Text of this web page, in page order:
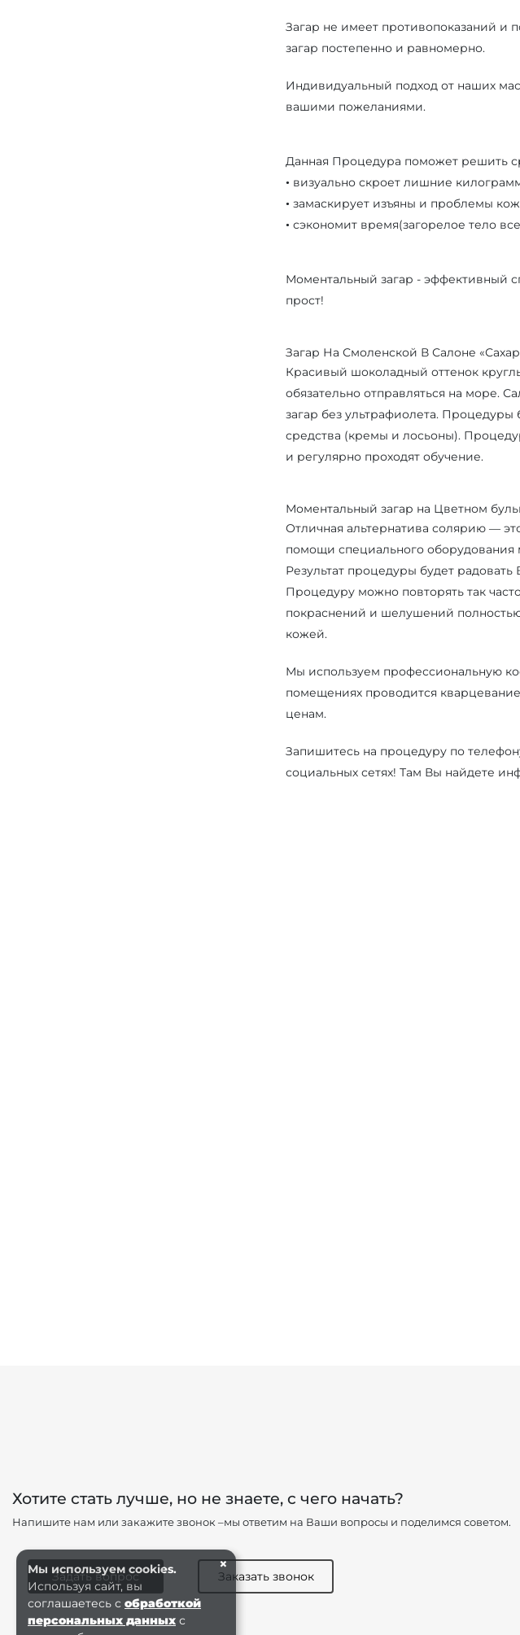
Загар не имеет противопоказаний и
загар постепенно и равномерно.
Индивидуальный подход от наших
вашими пожеланиями.
Данная Процедура поможет решить
• визуально скроет лишние
• замаскирует изъяны и проблемы
• сэкономит время(загорелое тело
Моментальный загар - эффективный
прост!
Загар На Смоленской В Салоне
Красивый шоколадный оттенок
обязательно отправляться на море.
загар без ультрафиолета.
средства (кремы и лосьоны).
и регулярно проходят обучение.
Моментальный загар на Цветном
Отличная альтернатива солярию —
помощи специального оборудования
Результат процедуры будет
Процедуру можно повторять так
покраснений и шелушений
кожей.
Мы используем профессиональную
помещениях проводится
ценам.
Запишитесь на процедуру по
социальных сетях! Там Вы найдете
Хотите стать лучше, но не знаете, с чего начать?
Напишите нам или закажите звонок –мы ответим на Ваши вопросы и поделимся советом.
Задать вопрос Заказать звонок
×
Мы используем cookies.
Используя сайт, вы
соглашаетесь с обработкой
персональных данных с